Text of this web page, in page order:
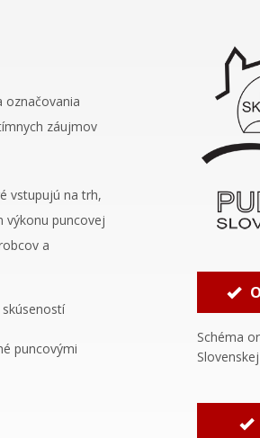
označovania
záujmov
vstupujú na trh,
výkonu puncovej
a
puncovými
Schéma